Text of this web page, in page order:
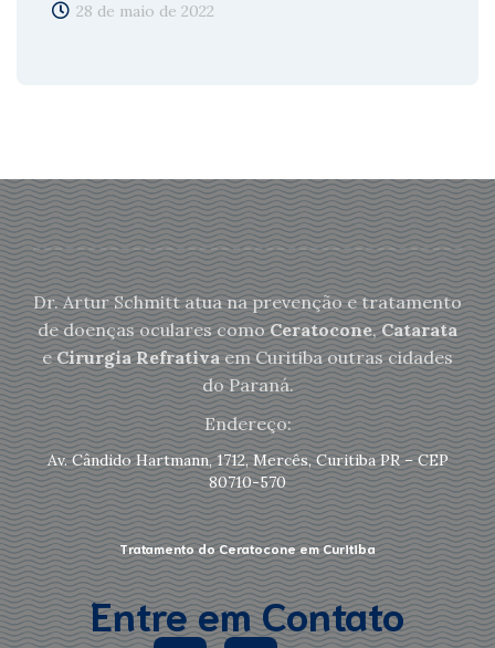
28 de maio de 2022
Dr. Artur Schmitt atua na prevenção e tratamento
de doenças oculares comoCeratocone,Catarata
eCirurgia Refrativaem Curitiba outras cidades
do Paraná.
Endereço:
Av. Cândido Hartmann, 1712, Mercês, Curitiba PR – CEP
80710-570
Tratamento do Ceratocone em Curitiba
Entre em Contato